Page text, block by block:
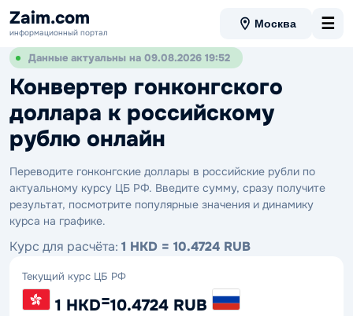
Zaim.com
информационный портал
Москва ☰
Данные актуальны на 09.08.2026 19:52
Конвертер гонконгского
доллара к российскому
рублю онлайн
Переводите гонконгские доллары в российские рубли по
актуальному курсу ЦБ РФ. Введите сумму, сразу получите
результат, посмотрите популярные значения и динамику
курса на графике.
Курс для расчёта: 1 HKD = 10.4724 RUB
Текущий курс ЦБ РФ
1 HKD=10.4724 RUB